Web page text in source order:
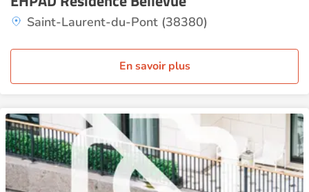
Saint-Laurent-du-Pont (38380)
En savoir plus